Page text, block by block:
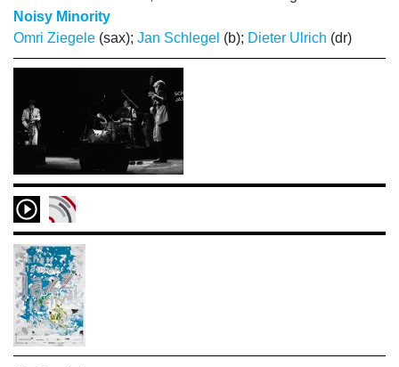
Noisy Minority
Omri Ziegele (sax); Jan Schlegel (b); Dieter Ulrich (dr)